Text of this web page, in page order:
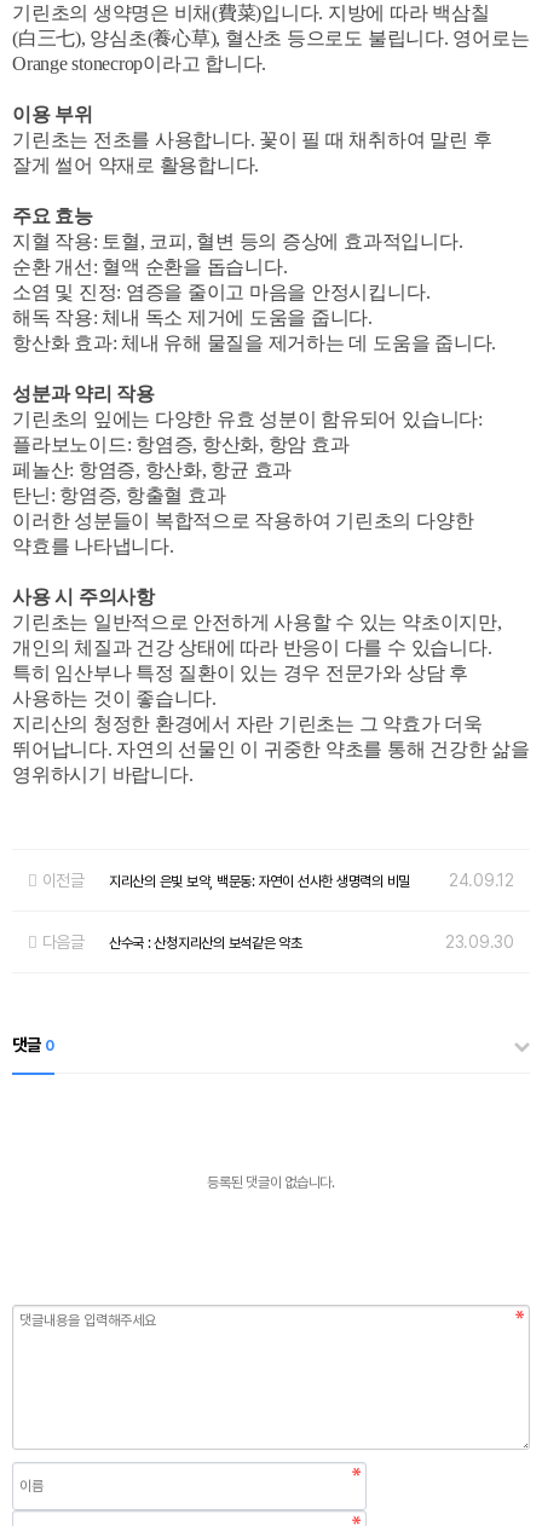
기린초의 생약명은 비채(費菜)입니다. 지방에 따라 백삼칠
(白三七), 양심초(養心草), 혈산초 등으로도 불립니다. 영어로는
Orange stonecrop이라고 합니다.
이용 부위
기린초는 전초를 사용합니다. 꽃이 필 때 채취하여 말린 후
잘게 썰어 약재로 활용합니다.
주요 효능
지혈 작용: 토혈, 코피, 혈변 등의 증상에 효과적입니다.
순환 개선: 혈액 순환을 돕습니다.
소염 및 진정: 염증을 줄이고 마음을 안정시킵니다.
해독 작용: 체내 독소 제거에 도움을 줍니다.
항산화 효과: 체내 유해 물질을 제거하는 데 도움을 줍니다.
성분과 약리 작용
기린초의 잎에는 다양한 유효 성분이 함유되어 있습니다:
플라보노이드: 항염증, 항산화, 항암 효과
페놀산: 항염증, 항산화, 항균 효과
탄닌: 항염증, 항출혈 효과
이러한 성분들이 복합적으로 작용하여 기린초의 다양한
약효를 나타냅니다.
사용 시 주의사항
기린초는 일반적으로 안전하게 사용할 수 있는 약초이지만,
개인의 체질과 건강 상태에 따라 반응이 다를 수 있습니다.
특히 임산부나 특정 질환이 있는 경우 전문가와 상담 후
사용하는 것이 좋습니다.
지리산의 청정한 환경에서 자란 기린초는 그 약효가 더욱
뛰어납니다. 자연의 선물인 이 귀중한 약초를 통해 건강한 삶을
영위하시기 바랍니다.
이전글 지리산의 은빛 보약, 백문동: 자연이 선사한 생명력의 비밀 24.09.12
다음글 산수국 : 산청지리산의 보석같은 약초 23.09.30
댓글 0
등록된 댓글이 없습니다.
내용